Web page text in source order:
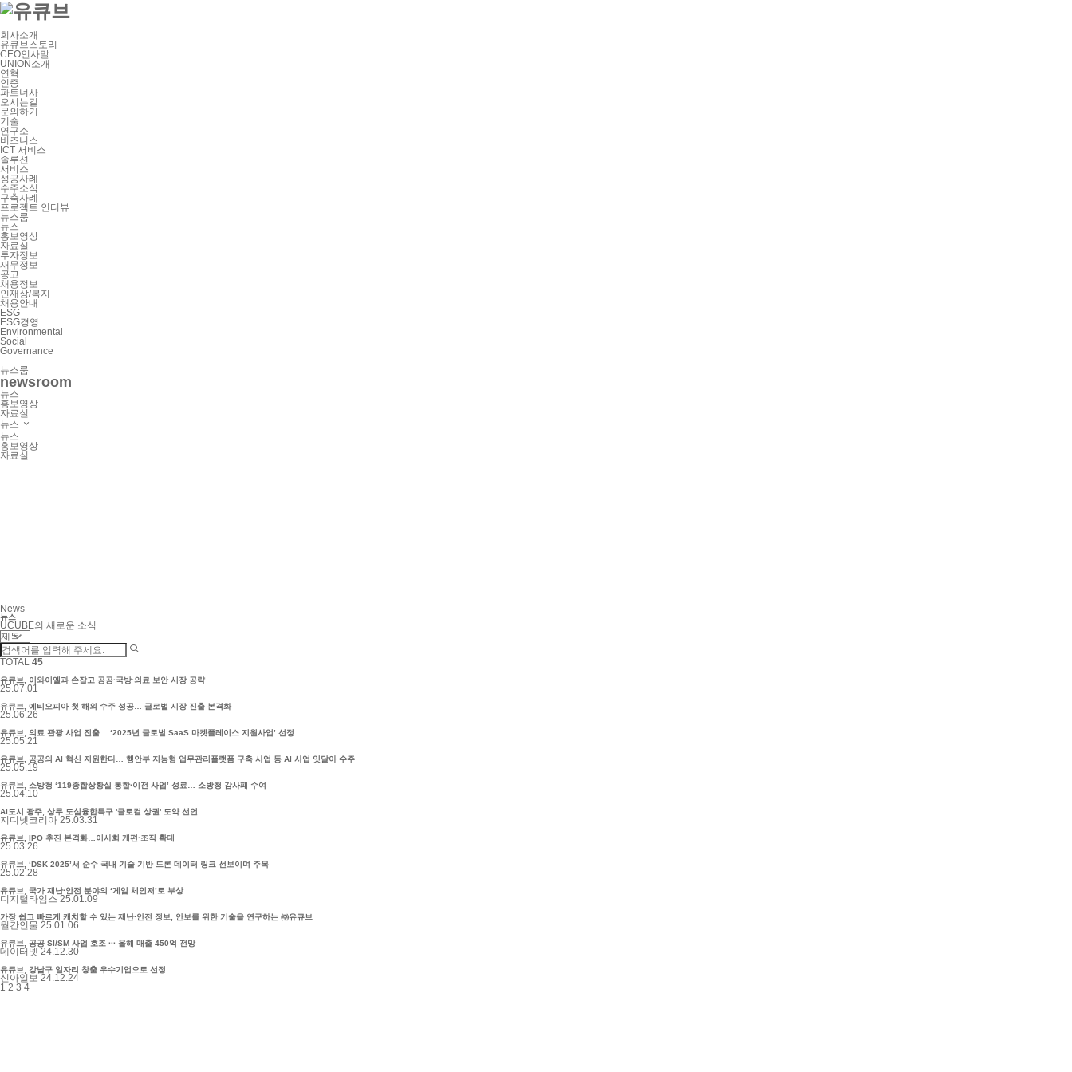
회사소개
유큐브스토리
CEO인사말
UNION소개
연혁
인증
파트너사
오시는길
문의하기
기술
연구소
비즈니스
ICT 서비스
솔루션
서비스
성공사례
수주소식
구축사례
프로젝트 인터뷰
뉴스룸
뉴스
홍보영상
자료실
투자정보
재무정보
공고
채용정보
인재상/복지
채용안내
ESG
ESG경영
Environmental
Social
Governance
뉴스룸
newsroom
뉴스
홍보영상
자료실
뉴스
뉴스
홍보영상
자료실
News
뉴스
UCUBE의 새로운 소식
TOTAL 45
유큐브, 이와이엘과 손잡고 공공·국방·의료 보안 시장 공략
25.07.01
유큐브, 에티오피아 첫 해외 수주 성공… 글로벌 시장 진출 본격화
25.06.26
유큐브, 의료 관광 사업 진출… ‘2025년 글로벌 SaaS 마켓플레이스 지원사업’ 선정
25.05.21
유큐브, 공공의 AI 혁신 지원한다… 행안부 지능형 업무관리플랫폼 구축 사업 등 AI 사업 잇달아 수주
25.05.19
유큐브, 소방청 ‘119종합상황실 통합·이전 사업’ 성료… 소방청 감사패 수여
25.04.10
AI도시 광주, 상무 도심융합특구 '글로컬 상권' 도약 선언
지디넷코리아25.03.31
유큐브, IPO 추진 본격화…이사회 개편·조직 확대
25.03.26
유큐브, ‘DSK 2025’서 순수 국내 기술 기반 드론 데이터 링크 선보이며 주목
25.02.28
유큐브, 국가 재난·안전 분야의 ‘게임 체인저’로 부상
디지털타임스25.01.09
가장 쉽고 빠르게 캐치할 수 있는 재난·안전 정보, 안보를 위한 기술을 연구하는 ㈜유큐브
월간인물 25.01.06
유큐브, 공공 SI/SM 사업 호조 ··· 올해 매출 450억 전망
데이터넷24.12.30
유큐브, 강남구 일자리 창출 우수기업으로 선정
신아일보24.12.24
1 2 3 4